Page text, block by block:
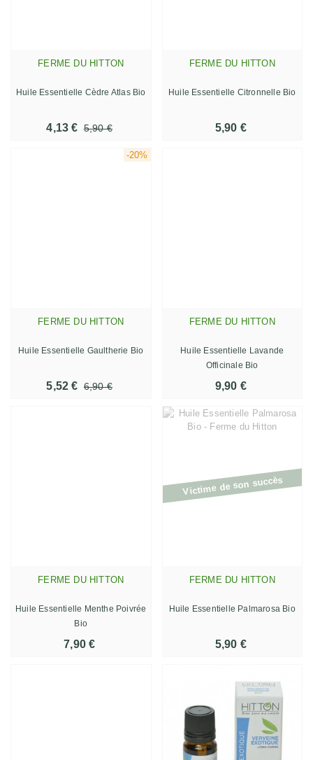
FERME DU HITTON
Huile Essentielle Cèdre Atlas Bio
4,13 € 5,90 €
FERME DU HITTON
Huile Essentielle Citronnelle Bio
5,90 €
-20%
FERME DU HITTON
Huile Essentielle Gaultherie Bio
5,52 € 6,90 €
FERME DU HITTON
Huile Essentielle Lavande
Officinale Bio
9,90 €
FERME DU HITTON
Huile Essentielle Menthe Poivrée
Bio
7,90 €
Victime de son succès
FERME DU HITTON
Huile Essentielle Palmarosa Bio
5,90 €